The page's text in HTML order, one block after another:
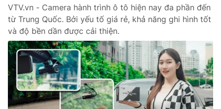
VTV.vn - Camera hành trình ô tô hiện nay đa phần đến
từ Trung Quốc. Bởi yếu tố giá rẻ, khả năng ghi hình tốt
và độ bền dần được cải thiện.